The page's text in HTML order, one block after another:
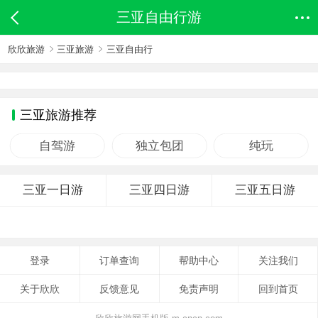
三亚自由行游
欣欣旅游 三亚旅游 三亚自由行
三亚旅游推荐
自驾游 独立包团 纯玩
三亚一日游 三亚四日游 三亚五日游
登录 订单查询 帮助中心 关注我们
关于欣欣 反馈意见 免责声明 回到首页